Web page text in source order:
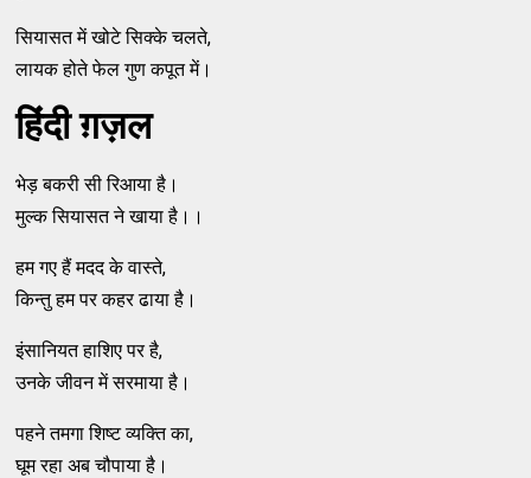
सियासत में खोटे सिक्के चलते,
लायक होते फेल गुण कपूत में।
हिंदी ग़ज़ल
भेड़ बकरी सी रिआया है।
मुल्क सियासत ने खाया है।।
हम गए हैं मदद के वास्ते,
किन्तु हम पर कहर ढाया है।
इंसानियत हाशिए पर है,
उनके जीवन में सरमाया है।
पहने तमगा शिष्ट व्यक्ति का,
घूम रहा अब चौपाया है।